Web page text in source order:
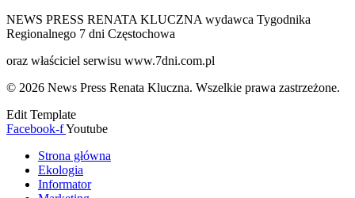
NEWS PRESS RENATA KLUCZNA wydawca Tygodnika
Regionalnego 7 dni Częstochowa
oraz właściciel serwisu www.7dni.com.pl
© 2026 News Press Renata Kluczna. Wszelkie prawa zastrzeżone.
Edit Template
Facebook-fYoutube
Strona główna
Ekologia
Informator